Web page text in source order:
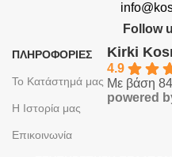
Follow
ΠΛΗΡΟΦΟΡΙΕΣ
Το Κατάστημά μας
Η Ιστορία μας
Επικοινωνία
Kirki
4.9
Με βάση 84
powered